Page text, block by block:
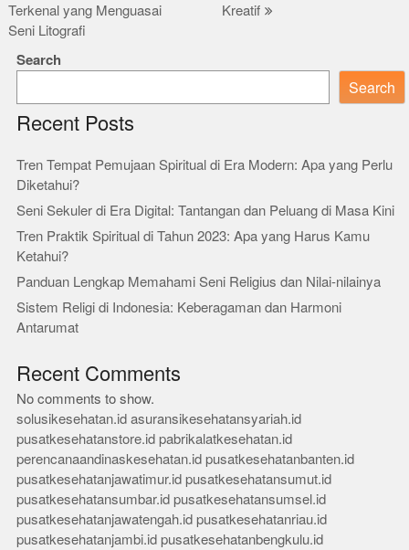
navigation
Terkenal yang Menguasai
Seni Litografi
Kreatif
Search
Search
Recent Posts
Tren Tempat Pemujaan Spiritual di Era Modern: Apa yang Perlu
Diketahui?
Seni Sekuler di Era Digital: Tantangan dan Peluang di Masa Kini
Tren Praktik Spiritual di Tahun 2023: Apa yang Harus Kamu
Ketahui?
Panduan Lengkap Memahami Seni Religius dan Nilai-nilainya
Sistem Religi di Indonesia: Keberagaman dan Harmoni
Antarumat
Recent Comments
No comments to show.
solusikesehatan.id asuransikesehatansyariah.id
pusatkesehatanstore.id pabrikalatkesehatan.id
perencanaandinaskesehatan.id pusatkesehatanbanten.id
pusatkesehatanjawatimur.id pusatkesehatansumut.id
pusatkesehatansumbar.id pusatkesehatansumsel.id
pusatkesehatanjawatengah.id pusatkesehatanriau.id
pusatkesehatanjambi.id pusatkesehatanbengkulu.id